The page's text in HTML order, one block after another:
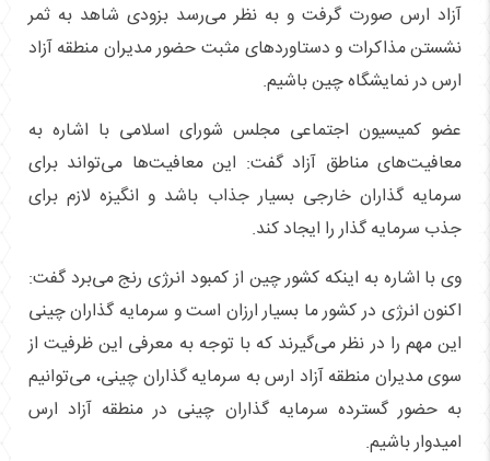
آزاد ارس صورت گرفت و به نظر می‌رسد بزودی شاهد به ثمر
نشستن مذاکرات و دستاورد‌های مثبت حضور مدیران منطقه آزاد
ارس در نمایشگاه چین باشیم.
عضو کمیسیون اجتماعی مجلس شورای اسلامی با اشاره به
معافیت‌های مناطق آزاد گفت: این معافیت‌ها می‌تواند برای
سرمایه گذاران خارجی بسیار جذاب باشد و انگیزه لازم برای
جذب سرمایه گذار را ایجاد کند.
وی با اشاره به اینکه کشور چین از کمبود انرژی رنج می‌برد گفت:
اکنون انرژی در کشور ما بسیار ارزان است و سرمایه گذاران چینی
این مهم را در نظر می‌گیرند که با توجه به معرفی این ظرفیت از
سوی مدیران منطقه آزاد ارس به سرمایه گذاران چینی، می‌توانیم
به حضور گسترده سرمایه گذاران چینی در منطقه آزاد ارس
امیدوار باشیم.